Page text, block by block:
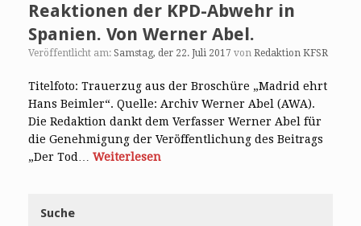
Reaktionen der KPD-Abwehr in
Spanien. Von Werner Abel.
Veröffentlicht am: Samstag, der 22. Juli 2017 von Redaktion KFSR
Titelfoto: Trauerzug aus der Broschüre „Madrid ehrt
Hans Beimler“. Quelle: Archiv Werner Abel (AWA).
Die Redaktion dankt dem Verfasser Werner Abel für
die Genehmigung der Veröffentlichung des Beitrags
„Der Tod… Weiterlesen
Suche